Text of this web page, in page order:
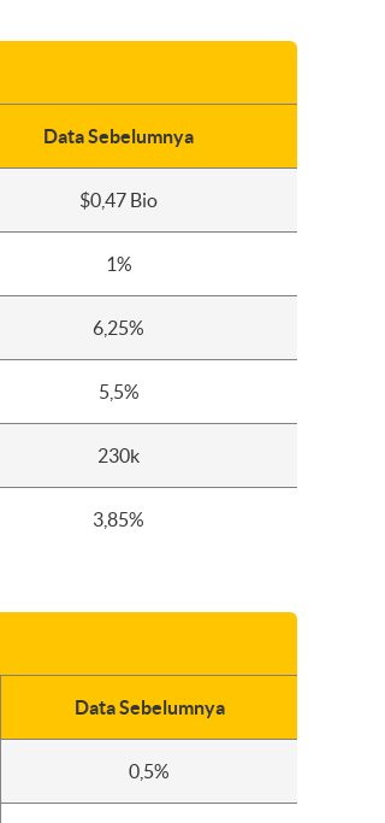
Data Sebelumnya
$0,47 Bio
1%
6,25%
5,5%
230k
3,85%
Data Sebelumnya
0,5%